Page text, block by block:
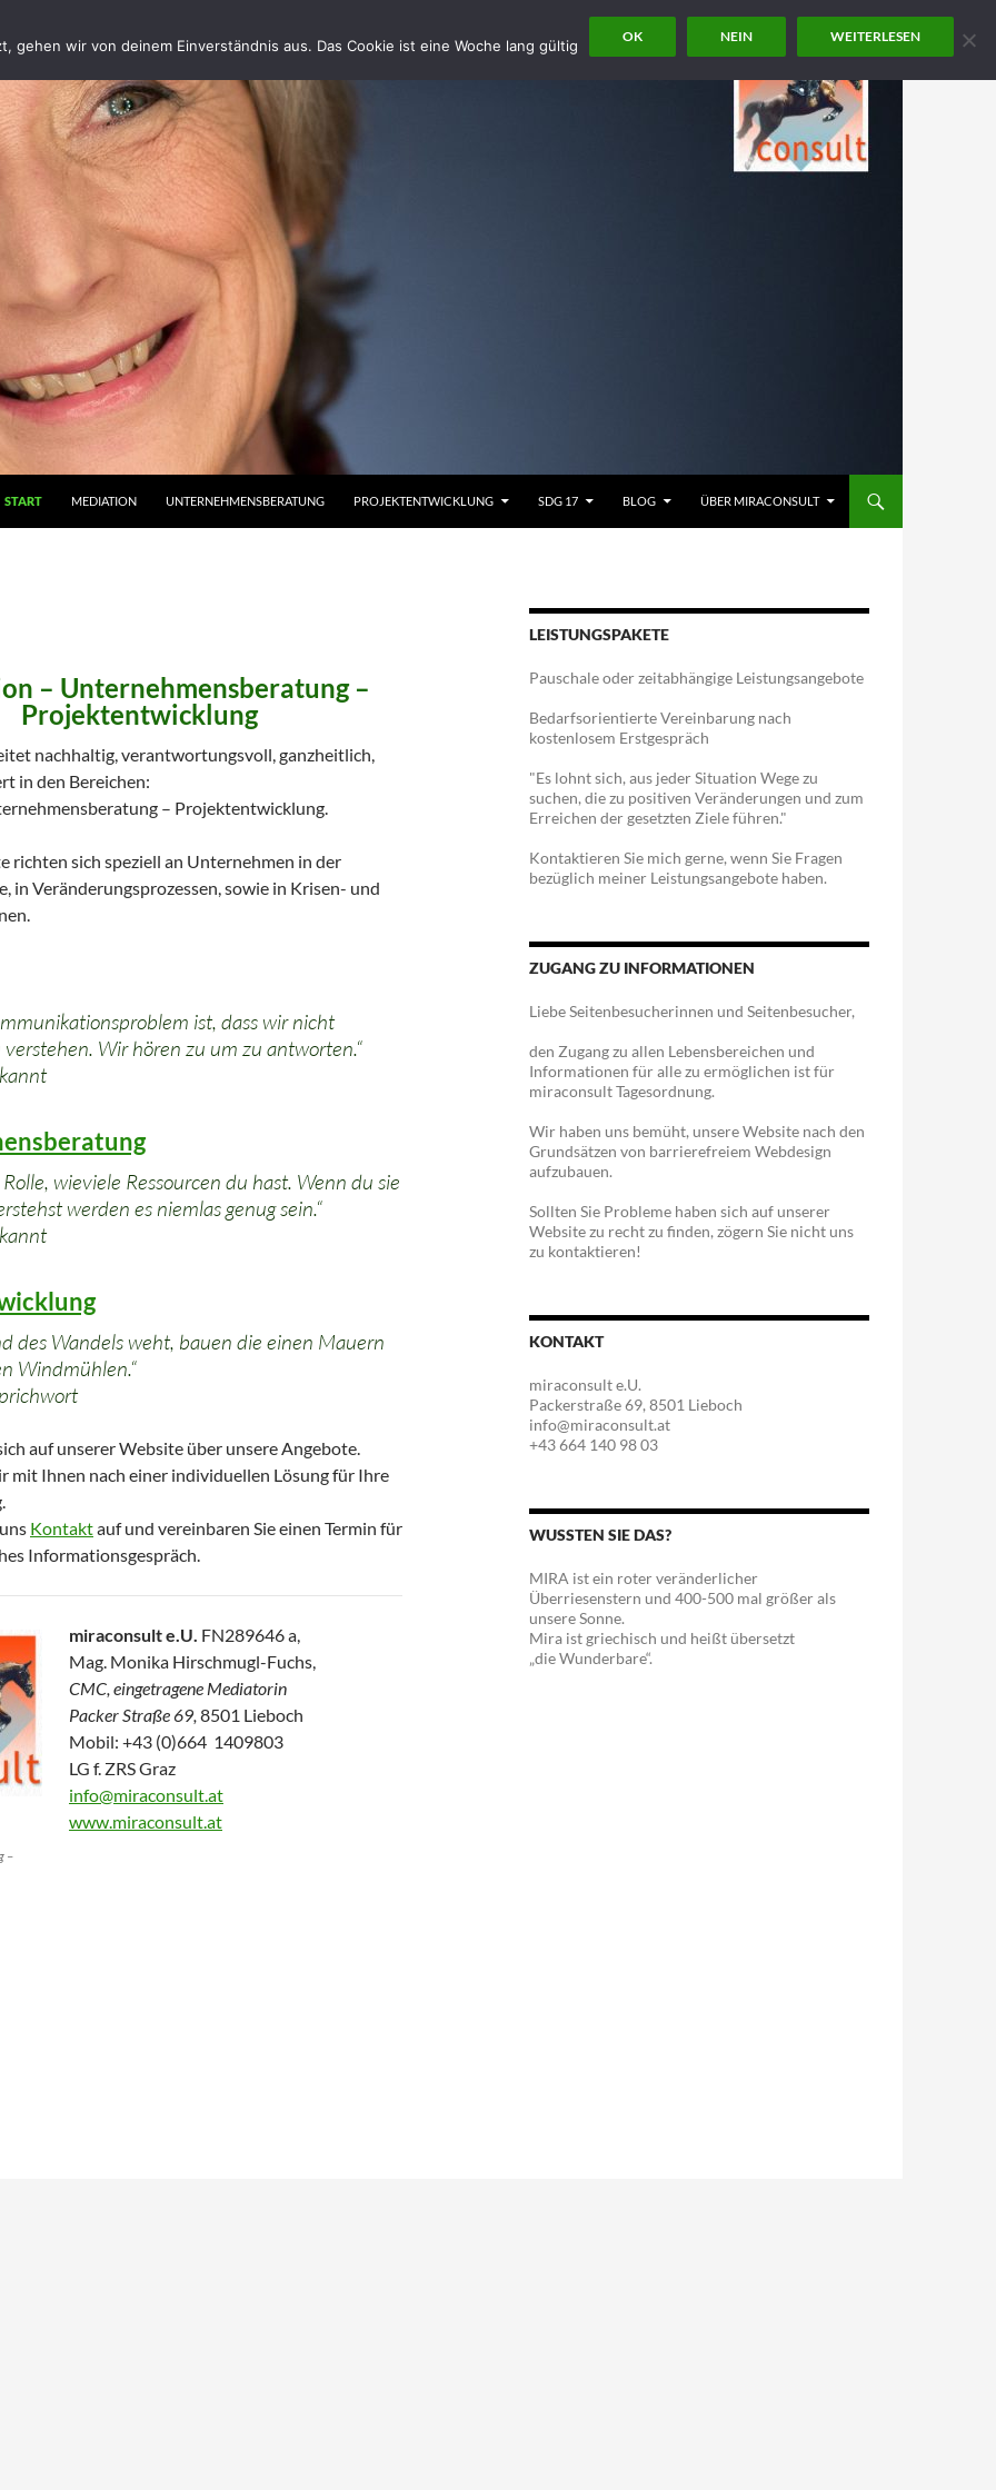
START MEDIATION UNTERNEHMENSBERATUNG PROJEKTENTWICKLUNG SDG 17 BLOG ÜBER MIRACONSULT
– Unternehmensberatung –
Projektentwicklung
nachhaltig, verantwortungsvoll, ganzheitlich,
in den Bereichen:
– Projektentwicklung.
richten sich speziell an Unternehmen in der
in Veränderungsprozessen, sowie in Krisen- und
ist, dass wir nicht
Wir hören zu um zu antworten.“
wieviele Ressourcen du hast. Wenn du sie
werden es niemlas genug sein.“
des Wandels weht, bauen die einen Mauern
Windmühlen.“
auf unserer Website über unsere Angebote.
mit Ihnen nach einer individuellen Lösung für Ihre
Kontaktauf und vereinbaren Sie einen Termin für
Informationsgespräch.
–
miraconsult e.U. FN289646 a,
Mag. Monika Hirschmugl-Fuchs,
CMC, eingetragene Mediatorin
Packer Straße 69, 8501 Lieboch
Mobil: +43 (0)664 1409803
LG f. ZRS Graz
info@miraconsult.at
www.miraconsult.at
LEISTUNGSPAKETE
Pauschale oder zeitabhängige Leistungsangebote
Bedarfsorientierte Vereinbarung nach
kostenlosem Erstgespräch
"Es lohnt sich, aus jeder Situation Wege zu
suchen, die zu positiven Veränderungen und zum
Erreichen der gesetzten Ziele führen."
Kontaktieren Sie mich gerne, wenn Sie Fragen
bezüglich meiner Leistungsangebote haben.
ZUGANG ZU INFORMATIONEN
Liebe Seitenbesucherinnen und Seitenbesucher,
den Zugang zu allen Lebensbereichen und
Informationen für alle zu ermöglichen ist für
miraconsult Tagesordnung.
Wir haben uns bemüht, unsere Website nach den
Grundsätzen von barrierefreiem Webdesign
aufzubauen.
Sollten Sie Probleme haben sich auf unserer
Website zu recht zu finden, zögern Sie nicht uns
zu kontaktieren!
KONTAKT
miraconsult e.U.
Packerstraße 69, 8501 Lieboch
info@miraconsult.at
+43 664 140 98 03
WUSSTEN SIE DAS?
MIRA ist ein roter veränderlicher
Überriesenstern und 400-500 mal größer als
unsere Sonne.
Mira ist griechisch und heißt übersetzt
„die Wunderbare“.
wir von deinem Einverständnis aus. Das Cookie ist eine Woche lang gültig
OK NEIN WEITERLESEN